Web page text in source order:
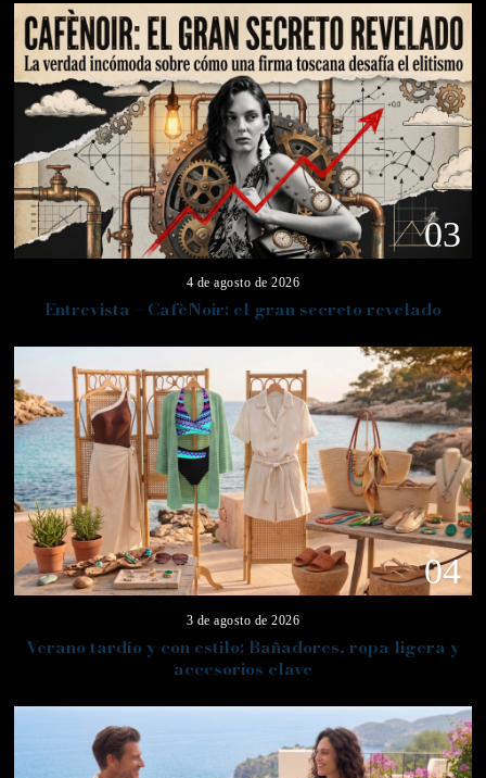
03
4 de agosto de 2026
Entrevista – CafèNoir: el gran secreto revelado
04
3 de agosto de 2026
Verano tardío y con estilo: Bañadores, ropa ligera y
accesorios clave